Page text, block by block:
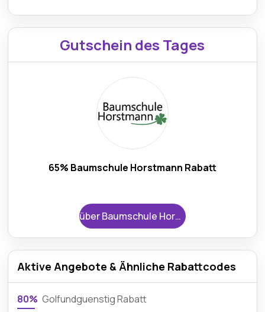
Gutschein des Tages
65% Baumschule Horstmann Rabatt
über Baumschule Horstmann
Aktive Angebote & Ähnliche Rabattcodes
80% Golfundguenstig Rabatt